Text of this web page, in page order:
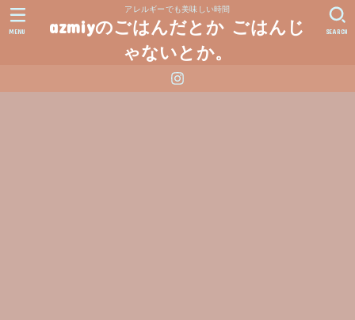
アレルギーでも美味しい時間
azmiyのごはんだとか ごはんじ
ゃないとか。
SEARCH
MENU